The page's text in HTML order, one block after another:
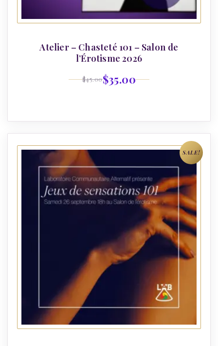
Atelier – Chasteté 101 – Salon de
l’Érotisme 2026
$45.00$35.00
SALE!